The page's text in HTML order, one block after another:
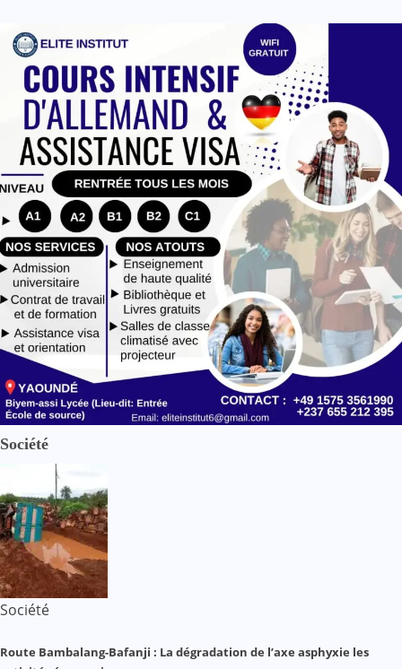
Société
Société
Route Bambalang-Bafanji : La dégradation de l’axe asphyxie les